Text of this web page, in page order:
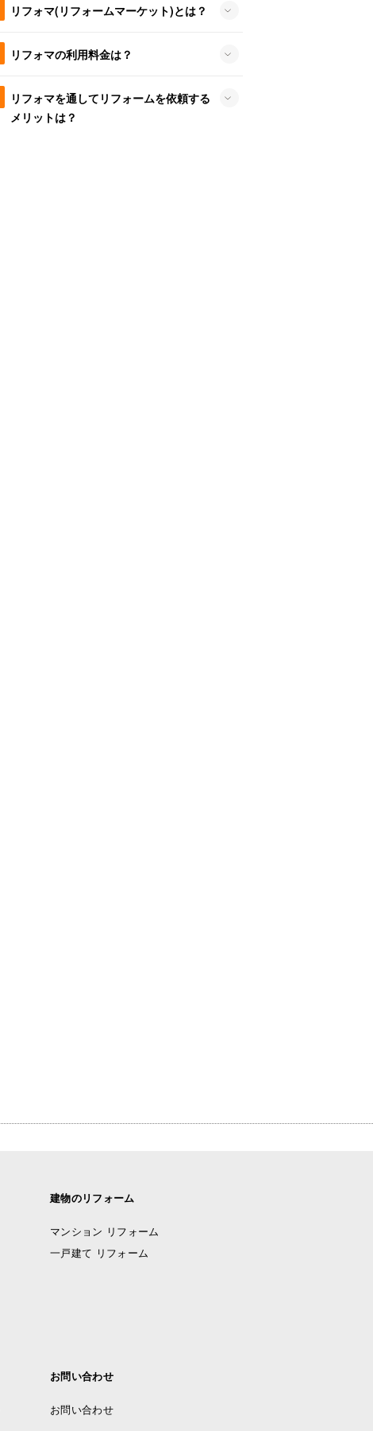
リフォマ(リフォームマーケット)とは？
リフォマの利用料金は？
リフォマを通してリフォームを依頼する
メリットは？
建物のリフォーム
マンション リフォーム
一戸建て リフォーム
お問い合わせ
お問い合わせ